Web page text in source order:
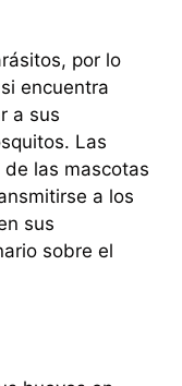
por lo
encuentra
a sus
Las
las mascotas
a los
sus
sobre el